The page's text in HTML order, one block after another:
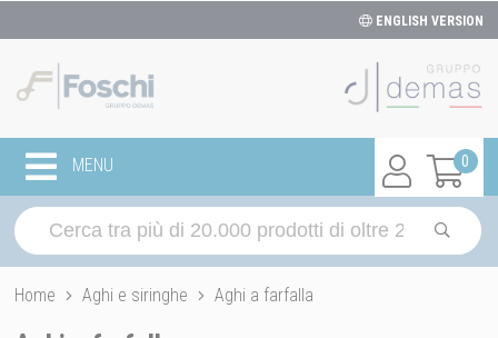
ENGLISH VERSION
0
MENU
Home Aghi e siringhe Aghi a farfalla